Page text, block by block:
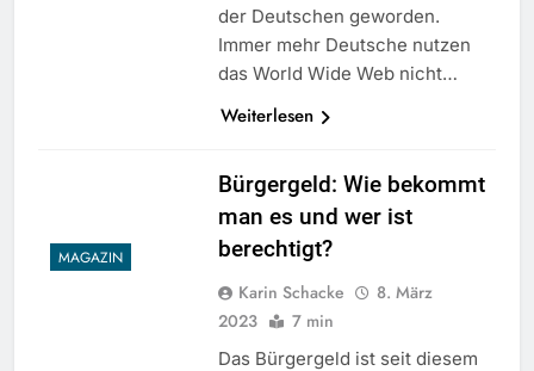
der Deutschen geworden.
Immer mehr Deutsche nutzen
das World Wide Web nicht…
Weiterlesen
MAGAZIN
Bürgergeld: Wie bekommt
man es und wer ist
berechtigt?
Karin Schacke
8. März
2023
7 min
Das Bürgergeld ist seit diesem